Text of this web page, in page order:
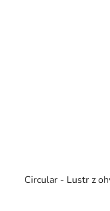
Circular - Lustr z